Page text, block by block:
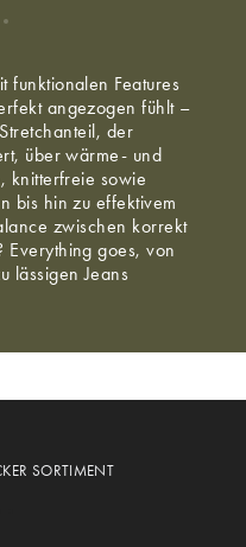
funktionalen Features
angezogen fühlt –
der
über wärme- und
knitterfreie sowie
bis hin zu effektivem
zwischen korrekt
Everything goes, von
lässigen Jeans
SORTIMENT